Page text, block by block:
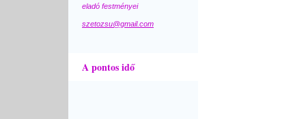
eladó festményei
szetozsu@gmail.com
A pontos idő